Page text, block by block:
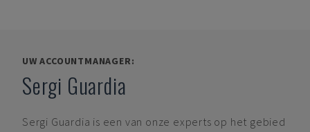
UW ACCOUNTMANAGER:
Sergi Guardia
Sergi Guardia is een van onze experts op het gebied